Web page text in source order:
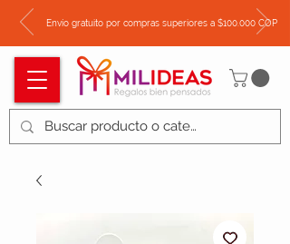
Envío gratuito por compras superiores a $100.000 COP